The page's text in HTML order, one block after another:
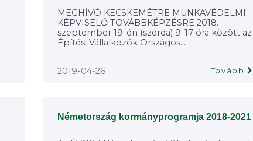
MEGHÍVÓ KECSKEMÉTRE MUNKAVÉDELMI
KÉPVISELŐ TOVÁBBKÉPZÉSRE 2018.
szeptember 19-én (szerda) 9-17 óra között az
Építési Vállalkozók Országos...
2019-04-26 Tovább
Németország kormányprogramja 2018-2021